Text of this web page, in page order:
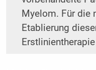
Myelom. Für die
Etablierung